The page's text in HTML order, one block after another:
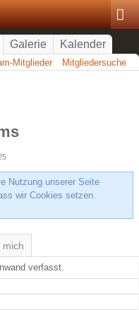
Galerie Kalender
Mitglieder Mitgliedersuche
Nutzung unserer Seite
wir Cookies setzen.
mich
verfasst.